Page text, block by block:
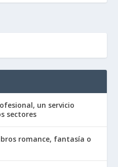
un servicio
sectores
romance, fantasía o